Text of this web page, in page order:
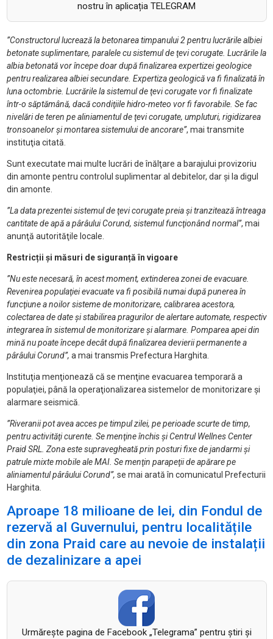
nostru în aplicația TELEGRAM
”Constructorul lucrează la betonarea timpanului 2 pentru lucrările albiei
betonate suplimentare, paralele cu sistemul de ţevi corugate. Lucrările la
albia betonată vor începe doar după finalizarea expertizei geologice
pentru realizarea albiei secundare. Expertiza geologică va fi finalizată în
luna octombrie. Lucrările la sistemul de ţevi corugate vor fi finalizate
într-o săptămână, dacă condiţiile hidro-meteo vor fi favorabile. Se fac
nivelări de teren pe aliniamentul de ţevi corugate, umpluturi, rigidizarea
tronsoanelor şi montarea sistemului de ancorare”, mai transmite
instituţia citată.
Sunt executate mai multe lucrări de înălţare a barajului provizoriu
din amonte pentru controlul suplimentar al debitelor, dar şi la digul
din amonte.
”La data prezentei sistemul de ţevi corugate preia şi tranzitează întreaga
cantitate de apă a pârâului Corund, sistemul funcţionând normal”, mai
anunţă autorităţile locale.
Restricții și măsuri de siguranță în vigoare
”Nu este necesară, în acest moment, extinderea zonei de evacuare.
Revenirea populaţiei evacuate va fi posibilă numai după punerea în
funcţiune a noilor sisteme de monitorizare, calibrarea acestora,
colectarea de date şi stabilirea pragurilor de alertare automate, respectiv
integrarea în sistemul de monitorizare şi alarmare. Pomparea apei din
mină nu poate începe decât după finalizarea devierii permanente a
pârâului Corund”, a mai transmis Prefectura Harghita.
Instituţia menţionează că se menţine evacuarea temporară a
populaţiei, până la operaţionalizarea sistemelor de monitorizare şi
alarmare seismică.
”Riveranii pot avea acces pe timpul zilei, pe perioade scurte de timp,
pentru activităţi curente. Se menţine închis şi Centrul Wellnes Center
Praid SRL. Zona este supravegheată prin posturi fixe de jandarmi şi
patrule mixte mobile ale MAI. Se menţin parapeţii de apărare pe
aliniamentul pârâului Corund”, se mai arată în comunicatul Prefecturii
Harghita.
Aproape 18 milioane de lei, din Fondul de
rezervă al Guvernului, pentru localitățile
din zona Praid care au nevoie de instalații
de dezalinizare a apei
Urmăreşte pagina de Facebook „Telegrama” pentru ştiri şi